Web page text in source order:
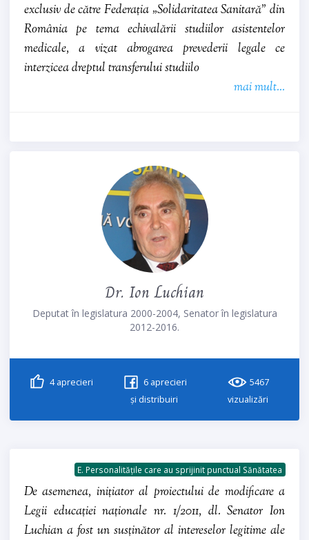
exclusiv de către Federația „Solidaritatea Sanitară” din
România pe tema echivalării studiilor asistentelor
medicale, a vizat abrogarea prevederii legale ce
interzicea dreptul transferului studiilo
mai mult...
Dr. Ion Luchian
Deputat în legislatura 2000-2004, Senator în legislatura
2012-2016.
4aprecieri 6 aprecieri
și distribuiri
5467
vizualizări
E. Personalitățile care au sprijinit punctual Sănătatea
De asemenea, inițiator al proiectului de modificare a
Legii educației naționale nr. 1/2011, dl. Senator Ion
Luchian a fost un susținător al intereselor legitime ale